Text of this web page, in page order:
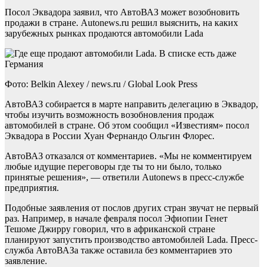
Посол Эквадора заявил, что АвтоВАЗ может возобновить
продажи в стране. Autonews.ru решил выяснить, на каких
зарубежных рынках продаются автомобили Lada
Фото: Belkin Alexey / news.ru / Global Look Press
АвтоВАЗ собирается в марте направить делегацию в Эквадор,
чтобы изучить возможность возобновления продаж
автомобилей в стране. Об этом сообщил «Известиям» посол
Эквадора в России Хуан Фернандо Ольгин Флорес.
АвтоВАЗ отказался от комментариев. «Мы не комментируем
любые идущие переговоры где ты то ни было, только
принятые решения», — ответили Autonews в пресс-службе
предприятия.
Подобные заявления от послов других стран звучат не первый
раз. Например, в начале февраля посол Эфиопии Генет
Тешоме Джирру говорил, что в африканской стране
планируют запустить производство автомобилей Lada. Пресс-
служба АвтоВАЗа также оставила без комментариев это
заявление.